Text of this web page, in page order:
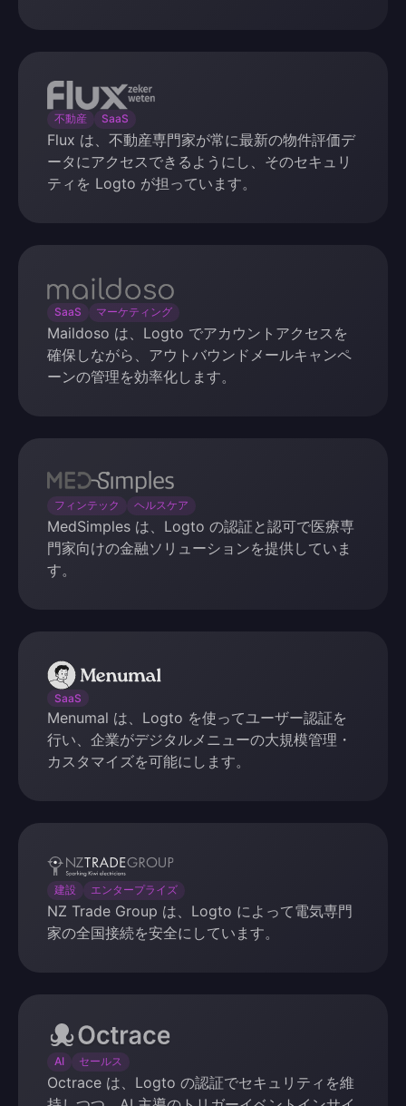
不動産 SaaS
Flux
Flux は、不動産専門家が常に最新の物件評価デ
ータにアクセスできるようにし、そのセキュリ
ティを Logto が担っています。
SaaS マーケティング
maildoso
Maildoso は、Logto でアカウントアクセスを
確保しながら、アウトバウンドメールキャンペ
ーンの管理を効率化します。
フィンテック ヘルスケア
MedSimples
MedSimples は、Logto の認証と認可で医療専
門家向けの金融ソリューションを提供していま
す。
SaaS
Menumal
Menumal は、Logto を使ってユーザー認証を
行い、企業がデジタルメニューの大規模管理・
カスタマイズを可能にします。
建設 エンタープライズ
NZ
Trade
Group
NZ Trade Group は、Logto によって電気専門
家の全国接続を安全にしています。
AI セールス
Octrace
Octrace は、Logto の認証でセキュリティを維